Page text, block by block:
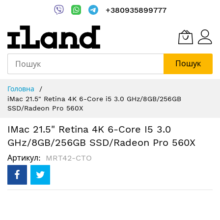
+380935899777
Пошук
Content
Головна
iMac 21.5" Retina 4K 6-Core i5 3.0 GHz/8GB/256GB
SSD/Radeon Pro 560X
IMac 21.5" Retina 4K 6-Core I5 3.0
GHz/8GB/256GB SSD/Radeon Pro 560X
Артикул MRT42-CTO